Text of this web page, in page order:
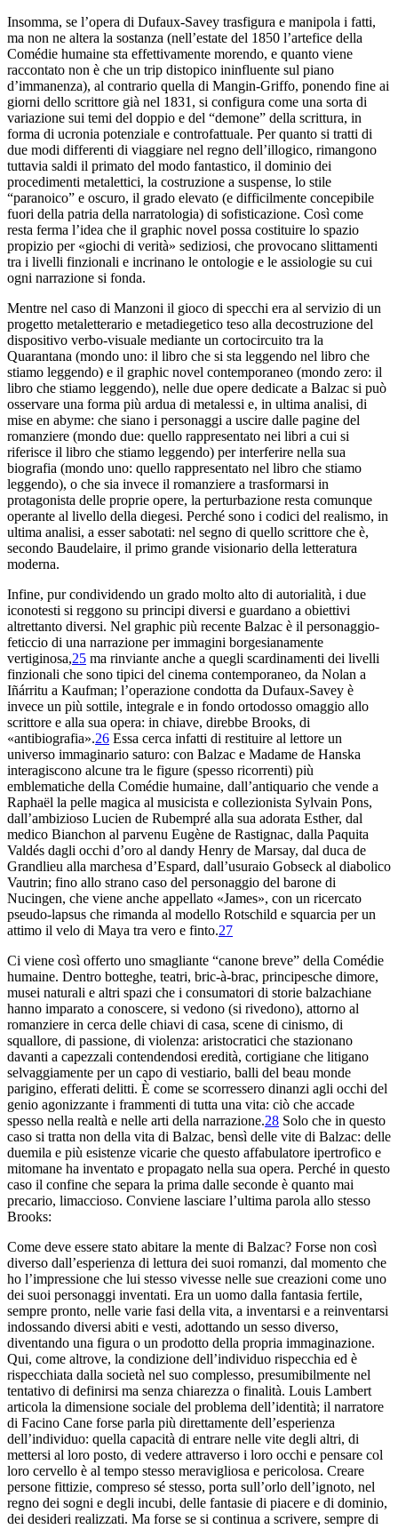
Insomma, se l’opera di Dufaux-Savey trasfigura e manipola i fatti,
ma non ne altera la sostanza (nell’estate del 1850 l’artefice della
Comédie humaine sta effettivamente morendo, e quanto viene
raccontato non è che un trip distopico ininfluente sul piano
d’immanenza), al contrario quella di Mangin-Griffo, ponendo fine ai
giorni dello scrittore già nel 1831, si configura come una sorta di
variazione sui temi del doppio e del “demone” della scrittura, in
forma di ucronia potenziale e controfattuale. Per quanto si tratti di
due modi differenti di viaggiare nel regno dell’illogico, rimangono
tuttavia saldi il primato del modo fantastico, il dominio dei
procedimenti metalettici, la costruzione a suspense, lo stile
“paranoico” e oscuro, il grado elevato (e difficilmente concepibile
fuori della patria della narratologia) di sofisticazione. Così come
resta ferma l’idea che il graphic novel possa costituire lo spazio
propizio per «giochi di verità» sediziosi, che provocano slittamenti
tra i livelli finzionali e incrinano le ontologie e le assiologie su cui
ogni narrazione si fonda.
Mentre nel caso di Manzoni il gioco di specchi era al servizio di un
progetto metaletterario e metadiegetico teso alla decostruzione del
dispositivo verbo-visuale mediante un cortocircuito tra la
Quarantana (mondo uno: il libro che si sta leggendo nel libro che
stiamo leggendo) e il graphic novel contemporaneo (mondo zero: il
libro che stiamo leggendo), nelle due opere dedicate a Balzac si può
osservare una forma più ardua di metalessi e, in ultima analisi, di
mise en abyme: che siano i personaggi a uscire dalle pagine del
romanziere (mondo due: quello rappresentato nei libri a cui si
riferisce il libro che stiamo leggendo) per interferire nella sua
biografia (mondo uno: quello rappresentato nel libro che stiamo
leggendo), o che sia invece il romanziere a trasformarsi in
protagonista delle proprie opere, la perturbazione resta comunque
operante al livello della diegesi. Perché sono i codici del realismo, in
ultima analisi, a esser sabotati: nel segno di quello scrittore che è,
secondo Baudelaire, il primo grande visionario della letteratura
moderna.
Infine, pur condividendo un grado molto alto di autorialità, i due
iconotesti si reggono su principi diversi e guardano a obiettivi
altrettanto diversi. Nel graphic più recente Balzac è il personaggio-
feticcio di una narrazione perimmagini borgesianamente
vertiginosa,25 ma rinviante anche a quegli scardinamenti dei livelli
finzionali che sono tipici del cinema contemporaneo, da Nolan a
Iñárritu a Kaufman; l’operazione condotta da Dufaux-Savey è
invece un più sottile, integrale e in fondo ortodosso omaggio allo
scrittore e alla sua opera: in chiave, direbbe Brooks, di
«antibiografia».26 Essa cerca infatti di restituire al lettore un
universo immaginario saturo: con Balzac e Madame de Hanska
interagiscono alcune tra le figure (spesso ricorrenti) più
emblematiche della Comédie humaine, dall’antiquario che vende a
Raphaël la pelle magica al musicista e collezionista Sylvain Pons,
dall’ambizioso Lucien de Rubempré alla sua adorata Esther, dal
medico Bianchon al parvenu Eugène de Rastignac, dalla Paquita
Valdés dagli occhi d’oro al dandy Henry de Marsay, dal duca de
Grandlieu alla marchesa d’Espard, dall’usuraio Gobseck al diabolico
Vautrin; fino allo strano caso del personaggio del barone di
Nucingen, che viene anche appellato «James», con un ricercato
pseudo-lapsus che rimanda al modello Rotschild e squarcia per un
attimo il velo di Maya tra vero e finto.27
Ci viene così offerto uno smagliante “canone breve” della Comédie
humaine. Dentro botteghe, teatri, bric-à-brac, principesche dimore,
musei naturali e altri spazi che i consumatori di storie balzachiane
hanno imparato a conoscere, si vedono (si rivedono), attorno al
romanziere in cerca delle chiavi di casa, scene di cinismo, di
squallore, di passione, di violenza: aristocratici che stazionano
davanti a capezzali contendendosi eredità, cortigiane che litigano
selvaggiamente per un capo di vestiario, balli del beau monde
parigino, efferati delitti. È come se scorressero dinanzi agli occhi del
genio agonizzante i frammenti di tutta una vita: ciò che accade
spesso nella realtà e nelle arti della narrazione.28 Solo che in questo
caso si tratta non della vita di Balzac, bensì delle vite di Balzac: delle
duemila e più esistenze vicarie che questo affabulatore ipertrofico e
mitomane ha inventato e propagato nella sua opera. Perché in questo
caso il confine che separa la prima dalle seconde è quanto mai
precario, limaccioso. Conviene lasciare l’ultima parola allo stesso
Brooks:
Come deve essere stato abitare la mente di Balzac? Forse non così
diverso dall’esperienza di lettura dei suoi romanzi, dal momento che
ho l’impressione che lui stesso vivesse nelle sue creazioni come uno
dei suoi personaggi inventati. Era un uomo dalla fantasia fertile,
sempre pronto, nelle varie fasi della vita, a inventarsi e a reinventarsi
indossando diversi abiti e vesti, adottando un sesso diverso,
diventando una figura o un prodotto della propria immaginazione.
Qui, come altrove, la condizione dell’individuo rispecchia ed è
rispecchiata dalla società nel suo complesso, presumibilmente nel
tentativo di definirsi ma senza chiarezza o finalità. Louis Lambert
articola la dimensione sociale del problema dell’identità; il narratore
di Facino Cane forse parla più direttamente dell’esperienza
dell’individuo: quella capacità di entrare nelle vite degli altri, di
mettersi al loro posto, di vedere attraverso i loro occhi e pensare col
loro cervello è al tempo stesso meravigliosa e pericolosa. Creare
persone fittizie, compreso sé stesso, porta sull’orlo dell’ignoto, nel
regno dei sogni e degli incubi, delle fantasie di piacere e di dominio,
dei desideri realizzati. Ma forse se si continua a scrivere, sempre di